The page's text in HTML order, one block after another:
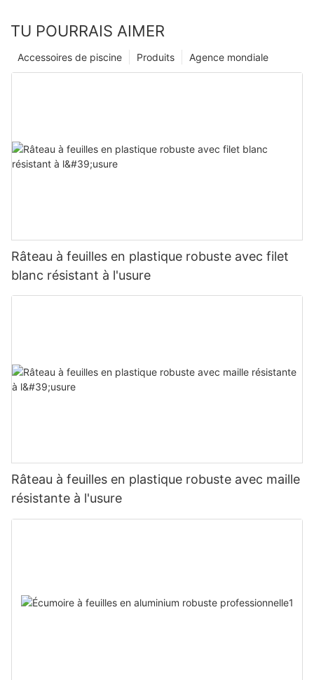
TU POURRAIS AIMER
Agence mondiale
Produits
Accessoires de piscine
Râteau à feuilles en plastique robuste avec filet
blanc résistant à l'usure
Râteau à feuilles en plastique robuste avec maille
résistante à l'usure